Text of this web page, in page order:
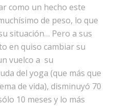
como un hecho este
de peso, lo que
situación… Pero a sus
en quiso cambiar su
vuelco a su
del yoga (que más que
de vida), disminuyó 70
10 meses y lo más